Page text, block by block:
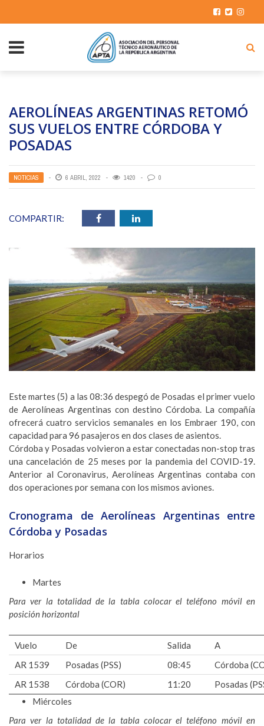
AEROLÍNEAS ARGENTINAS RETOMÓ
SUS VUELOS ENTRE CÓRDOBA Y
POSADAS
NOTICIAS 6 ABRIL, 2022 1420 0
COMPARTIR:
Este martes (5) a las 08:36 despegó de Posadas el primer vuelo
de Aerolíneas Argentinas con destino Córdoba. La compañía
ofrecerá cuatro servicios semanales en los Embraer 190, con
capacidad para 96 pasajeros en dos clases de asientos.
Córdoba y Posadas volvieron a estar conectadas non-stop tras
una cancelación de 25 meses por la pandemia del COVID-19.
Anterior al Coronavirus, Aerolíneas Argentinas contaba con
dos operaciones por semana con los mismos aviones.
Cronograma de Aerolíneas Argentinas entre
Córdoba y Posadas
Horarios
Martes
Para ver la totalidad de la tabla colocar el teléfono móvil en
posición horizontal
Vuelo De Salida
A
AR 1539
Posadas (PSS) 08:45
Córdoba
AR 1538
Córdoba (COR) 11:20
Posadas
Miércoles
Para ver la totalidad de la tabla colocar el teléfono móvil en